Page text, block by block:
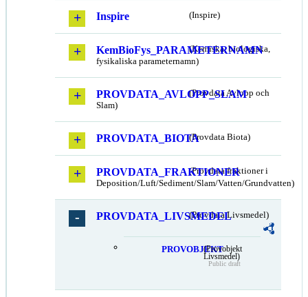
Inspire (Inspire)
KemBioFys_PARAMETERNAMN
(Kemiska, biologiska,
fysikaliska parameternamn)
PROVDATA_AVLOPP_SLAM
(Provdata Avlopp och
Slam)
PROVDATA_BIOTA(Provdata Biota)
PROVDATA_FRAKTIONER
(Provdata fraktioner i
Deposition/Luft/Sediment/Slam/Vatten/Grundvatten)
PROVDATA_LIVSMEDEL
(Provdata Livsmedel)
PROVOBJEKT(Provobjekt
Livsmedel)
Public draft